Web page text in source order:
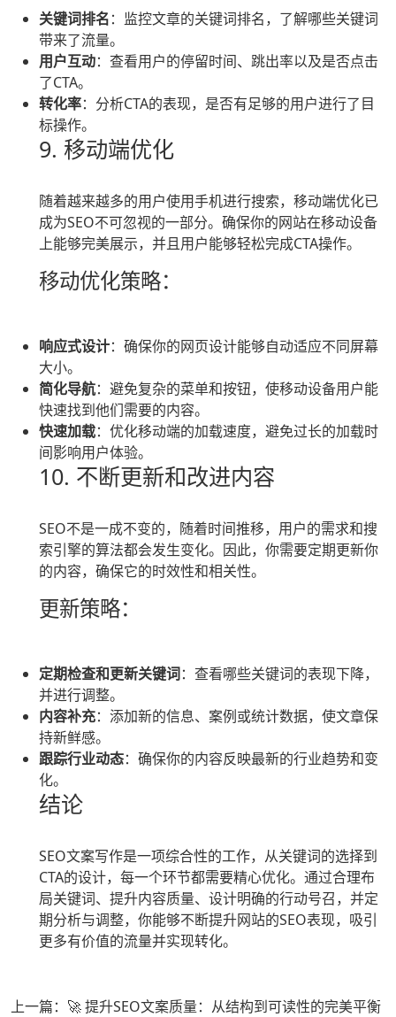
关键词排名：监控文章的关键词排名，了解哪些关键词
带来了流量。
用户互动：查看用户的停留时间、跳出率以及是否点击
了CTA。
转化率：分析CTA的表现，是否有足够的用户进行了目
标操作。
9. 移动端优化
随着越来越多的用户使用手机进行搜索，移动端优化已
成为SEO不可忽视的一部分。确保你的网站在移动设备
上能够完美展示，并且用户能够轻松完成CTA操作。
移动优化策略：
响应式设计：确保你的网页设计能够自动适应不同屏幕
大小。
简化导航：避免复杂的菜单和按钮，使移动设备用户能
快速找到他们需要的内容。
快速加载：优化移动端的加载速度，避免过长的加载时
间影响用户体验。
10. 不断更新和改进内容
SEO不是一成不变的，随着时间推移，用户的需求和搜
索引擎的算法都会发生变化。因此，你需要定期更新你
的内容，确保它的时效性和相关性。
更新策略：
定期检查和更新关键词：查看哪些关键词的表现下降，
并进行调整。
内容补充：添加新的信息、案例或统计数据，使文章保
持新鲜感。
跟踪行业动态：确保你的内容反映最新的行业趋势和变
化。
结论
SEO文案写作是一项综合性的工作，从关键词的选择到
CTA的设计，每一个环节都需要精心优化。通过合理布
局关键词、提升内容质量、设计明确的行动号召，并定
期分析与调整，你能够不断提升网站的SEO表现，吸引
更多有价值的流量并实现转化。
上一篇：🚀 提升SEO文案质量：从结构到可读性的完美平衡